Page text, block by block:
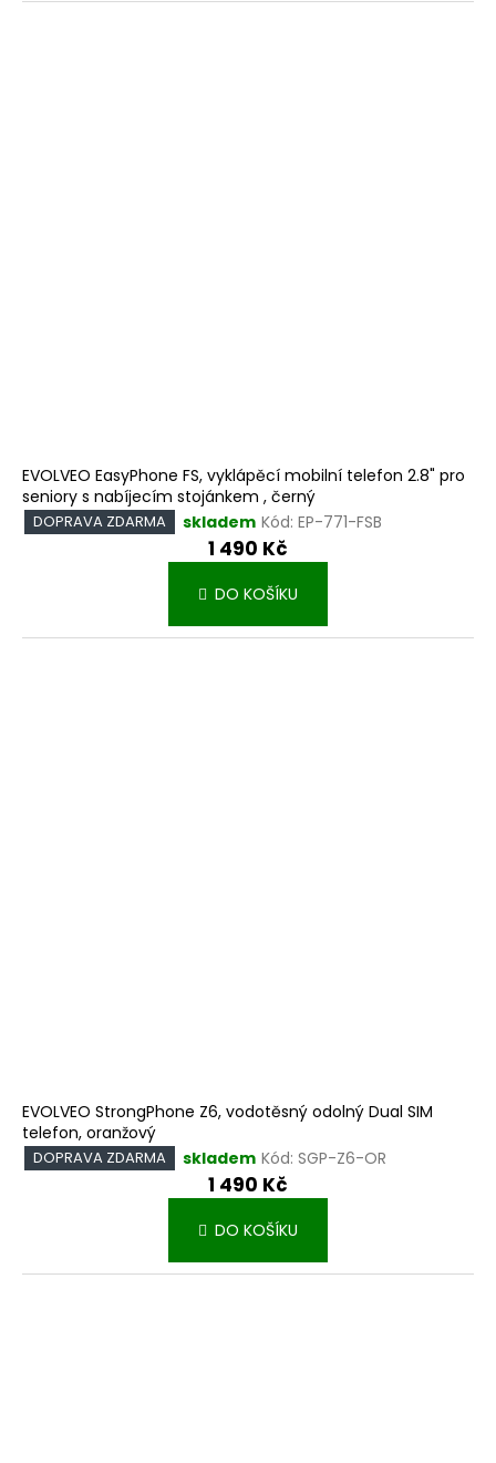
EVOLVEO EasyPhone FS, vyklápěcí mobilní telefon 2.8" pro
seniory s nabíjecím stojánkem , černý
DOPRAVA ZDARMA skladem Kód: EP-771-FSB
1 490 Kč
DO KOŠÍKU
EVOLVEO StrongPhone Z6, vodotěsný odolný Dual SIM
telefon, oranžový
DOPRAVA ZDARMA skladem Kód: SGP-Z6-OR
1 490 Kč
DO KOŠÍKU